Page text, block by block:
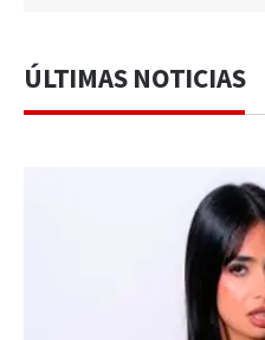
ÚLTIMAS NOTICIAS